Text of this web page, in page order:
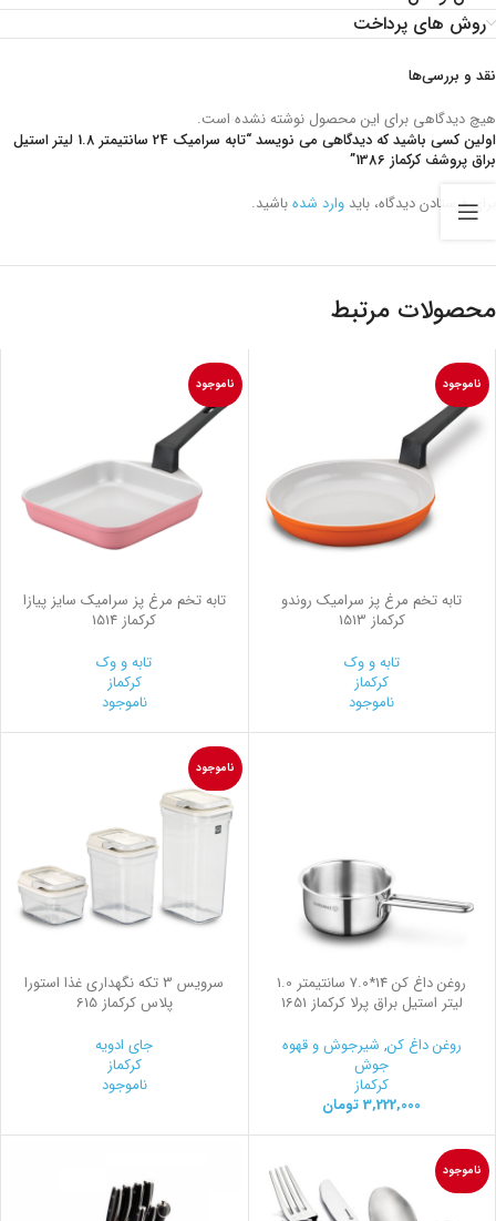
روش های پرداخت
نقد و بررسی‌ها
هیچ دیدگاهی برای این محصول نوشته نشده است.
اولین کسی باشید که دیدگاهی می نویسد “تابه سرامیک 24 سانتیمتر 1.8 لیتر استیل
براق پروشف کرکماز 1386”
برای فرستادن دیدگاه، باید وارد شدهباشید.
محصولات مرتبط
ناموجود
تابه تخم مرغ پز سرامیک روندو
کرکماز 1513
تابه و وک
کرکماز
ناموجود
ناموجود
تابه تخم مرغ پز سرامیک سایز پیازا
کرکماز 1514
تابه و وک
کرکماز
ناموجود
روغن داغ کن 14*7.0 سانتیمتر 1.0
لیتر استیل براق پرلا کرکماز 1651
روغن داغ کن, شیرجوش و قهوه
جوش
کرکماز
3,222,000 تومان
ناموجود
سرويس 3 تكه نگهداری غذا استورا
پلاس کرکماز 615
جای ادویه
کرکماز
ناموجود
ناموجود